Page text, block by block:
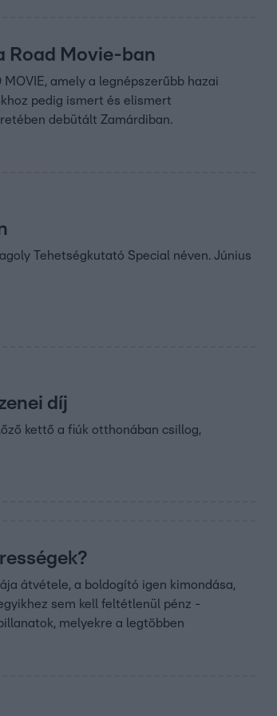
Road Movie-ban
amely a legnépszerűbb hazai
pedig ismert és elismert
debütált Zamárdiban.
Tehetségkutató Special néven. Június
díj
kettő a fiúk otthonában csillog,
átvétele, a boldogító igen kimondása,
sem kell feltétlenül pénz -
melyekre a legtöbben